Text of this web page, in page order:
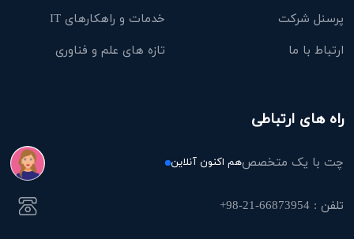
پرسنل شرکت
خدمات و راهکارهای IT
ارتباط با ما
تازه های علم و فناوری
راه های ارتباطی
چت با یک متخصصهم اکنون آنلاین
تلفن : 66873954-21-98+